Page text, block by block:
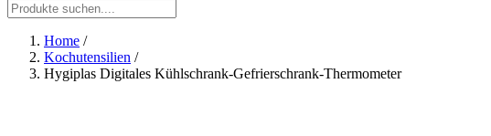
Home /
Kochutensilien /
Hygiplas Digitales Kühlschrank-Gefrierschrank-Thermometer